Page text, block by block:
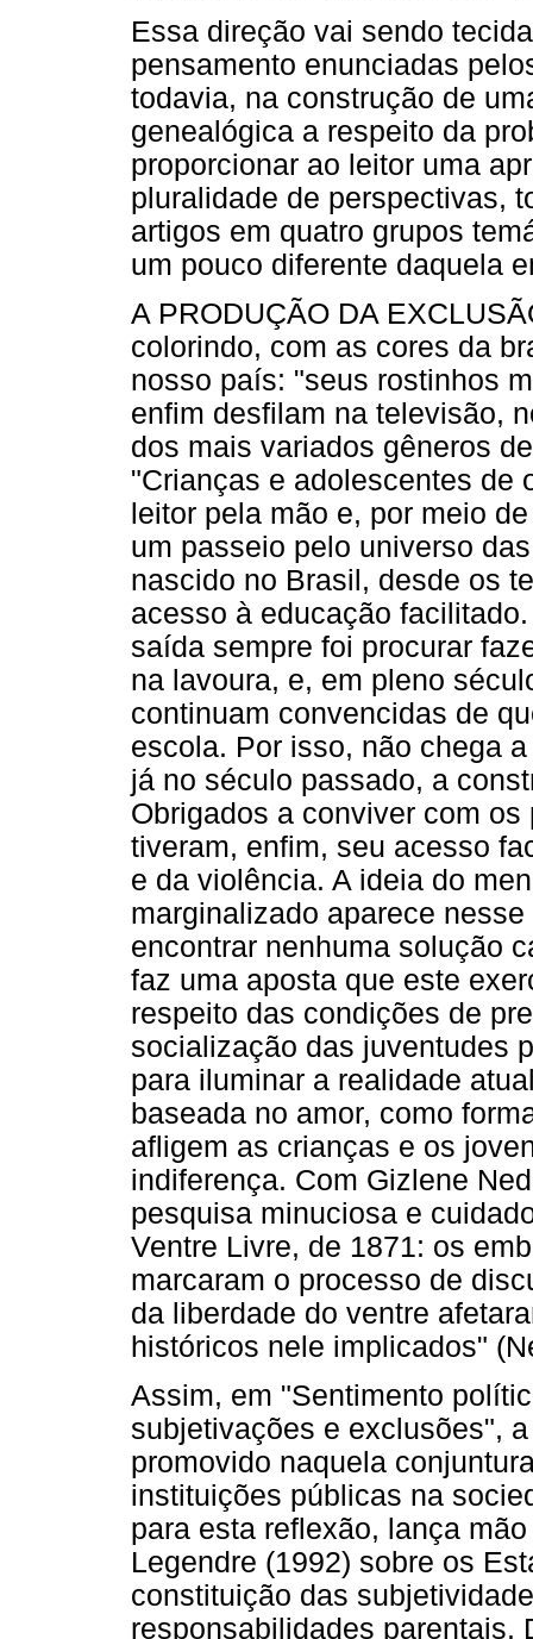
Essa direção vai sendo
pensamento enunciadas
todavia, na construção de
genealógica a respeito da
proporcionar ao leitor uma
pluralidade de perspectivas,
artigos em quatro grupos
um pouco diferente daquela
A PRODUÇÃO DA
colorindo, com as cores da
nosso país: "seus rostinhos
enfim desfilam na televisão,
dos mais variados gêneros
"Crianças e adolescentes de
leitor pela mão e, por meio
um passeio pelo universo
nascido no Brasil, desde os
acesso à educação
saída sempre foi procurar
na lavoura, e, em pleno
continuam convencidas de
escola. Por isso, não chega
já no século passado, a
Obrigados a conviver com
tiveram, enfim, seu acesso
e da violência. A ideia do
marginalizado aparece
encontrar nenhuma solução
faz uma aposta que este
respeito das condições de
socialização das juventudes
para iluminar a realidade
baseada no amor, como
afligem as crianças e os
indiferença. Com Gizlene
pesquisa minuciosa e
Ventre Livre, de 1871: os
marcaram o processo de
da liberdade do ventre
históricos nele implicados"
Assim, em "Sentimento
subjetivações e exclusões",
promovido naquela
instituições públicas na
para esta reflexão, lança
Legendre (1992) sobre os
constituição das
responsabilidades parentais.